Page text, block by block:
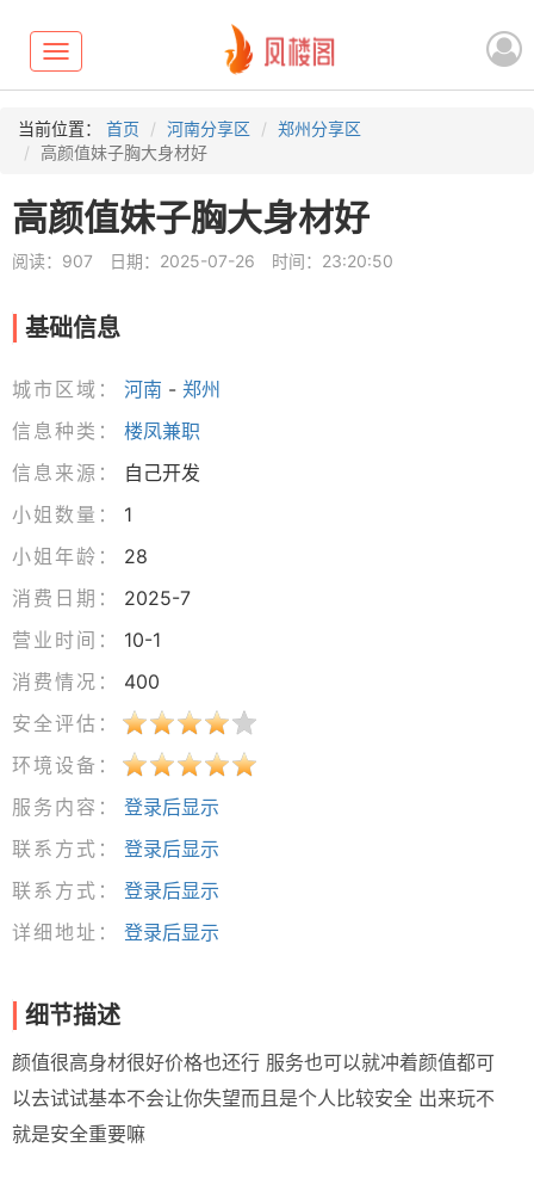
Toggle
navigation
当前位置： 首页 河南分享区
郑州分享区
高颜值妹子胸大身材好
高颜值妹子胸大身材好
阅读：907 日期：2025-07-26 时间：23:20:50
基础信息
城市区域： 河南 - 郑州
信息种类：
楼凤兼职
信息来源：
自己开发
小姐数量：
1
小姐年龄：
28
消费日期：
2025-7
营业时间：
10-1
消费情况：
400
安全评估：
环境设备：
服务内容：
登录后显示
联系方式：
登录后显示
联系方式：
登录后显示
详细地址：
登录后显示
细节描述
颜值很高身材很好价格也还行 服务也可以就冲着颜值都可
以去试试基本不会让你失望而且是个人比较安全 出来玩不
就是安全重要嘛